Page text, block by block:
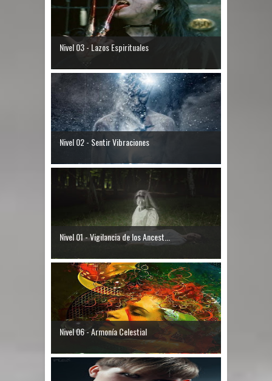
Nivel 03 - Lazos Espirituales
Nivel 02 - Sentir Vibraciones
Nivel 01 - Vigilancia de los Ancest...
Nivel 06 - Armonía Celestial